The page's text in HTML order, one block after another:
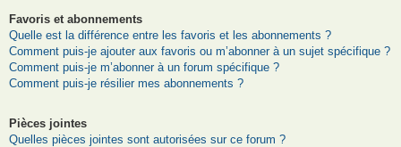
Favoris et abonnements
Quelle est la différence entre les favoris et les abonnements ?
Comment puis-je ajouter aux favoris ou m’abonner à un sujet spécifique ?
Comment puis-je m’abonner à un forum spécifique ?
Comment puis-je résilier mes abonnements ?
Pièces jointes
Quelles pièces jointes sont autorisées sur ce forum ?